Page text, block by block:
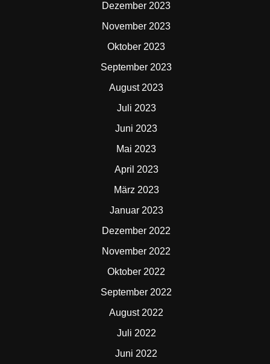
Dezember 2023
November 2023
Oktober 2023
September 2023
August 2023
Juli 2023
Juni 2023
Mai 2023
April 2023
März 2023
Januar 2023
Dezember 2022
November 2022
Oktober 2022
September 2022
August 2022
Juli 2022
Juni 2022